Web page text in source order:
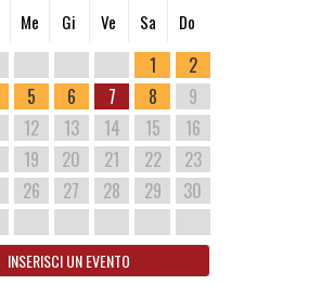
Me Gi Ve Sa Do
1
2
5 6 7 8
9
12 13 14 15
16
19 20 21 22
23
26 27 28 29
30
INSERISCI UN EVENTO